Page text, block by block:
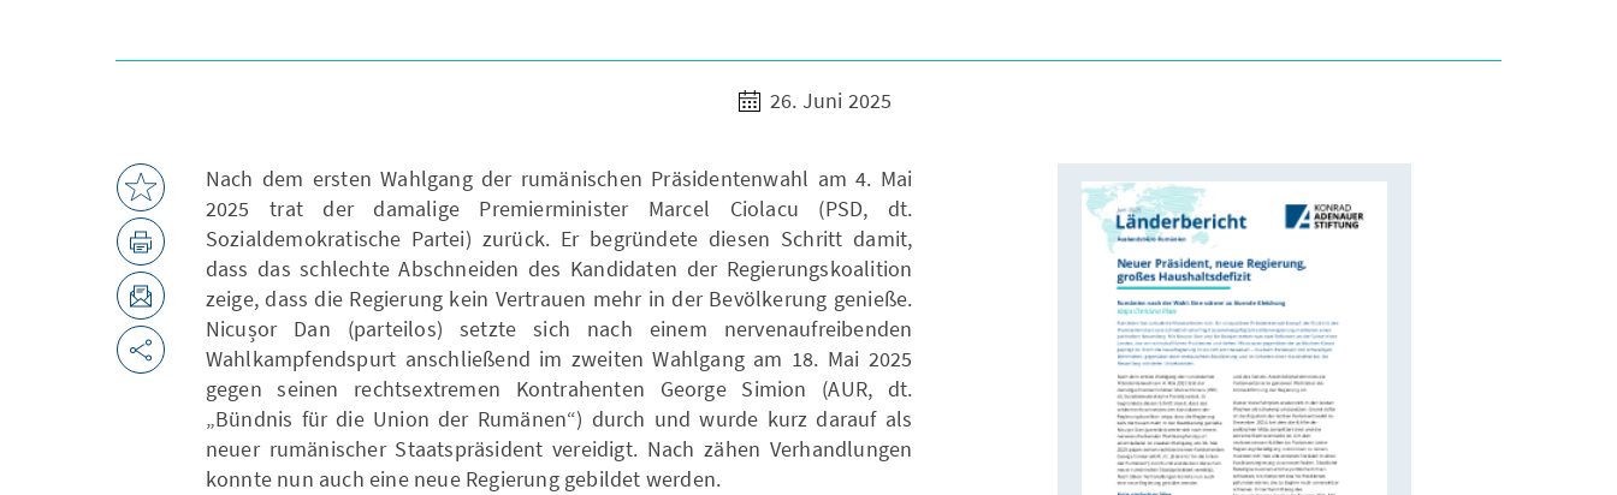
26. Juni 2025
Nach dem ersten Wahlgang der rumänischen Präsidentenwahl am 4. Mai
2025 trat der damalige Premierminister Marcel Ciolacu (PSD, dt.
Sozialdemokratische Partei) zurück. Er begründete diesen Schritt damit,
dass das schlechte Abschneiden des Kandidaten der Regierungskoalition
zeige, dass die Regierung kein Vertrauen mehr in der Bevölkerung genieße.
Nicușor Dan (parteilos) setzte sich nach einem nervenaufreibenden
Wahlkampfendspurt anschließend im zweiten Wahlgang am 18. Mai 2025
gegen seinen rechtsextremen Kontrahenten George Simion (AUR, dt.
„Bündnis für die Union der Rumänen“) durch und wurde kurz darauf als
neuer rumänischer Staatspräsident vereidigt. Nach zähen Verhandlungen
konnte nun auch eine neue Regierung gebildet werden.